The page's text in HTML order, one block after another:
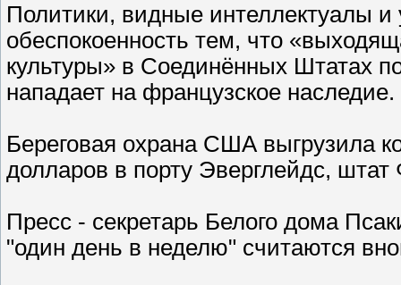
Политики, видные интеллектуалы
обеспокоенность тем, что
культуры» в Соединённых Штатах
нападает на французское наследие.
Береговая охрана США выгрузила
долларов в порту Эверглейдс,
Пресс - секретарь Белого дома
"один день в неделю" считаются